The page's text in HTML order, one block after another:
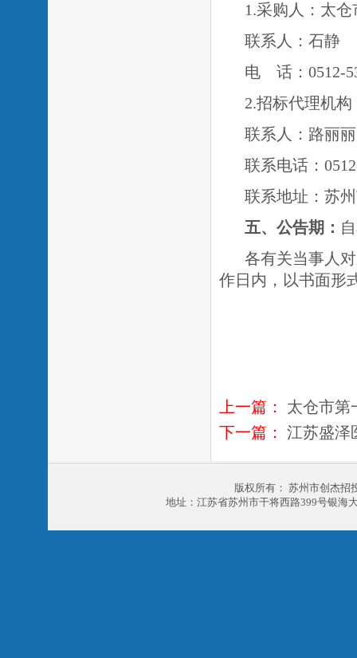
1.采购人：太
联系人：
电 话：0512-
2.招标代理机
联系人：路丽丽
联系电话：
联系地址：苏
五、公告期：
各有关当事人
作日内，以书面形
上一篇：
太仓市第
下一篇：
江苏盛泽
版权所有： 苏州市创杰
地址：江苏省苏州市干将西路399号银海